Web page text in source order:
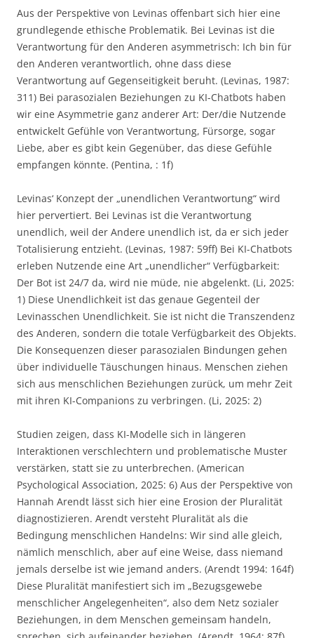
Aus der Perspektive von Levinas offenbart sich hier eine
grundlegende ethische Problematik. Bei Levinas ist die
Verantwortung für den Anderen asymmetrisch: Ich bin für
den Anderen verantwortlich, ohne dass diese
Verantwortung auf Gegenseitigkeit beruht. (Levinas, 1987:
311) Bei parasozialen Beziehungen zu KI-Chatbots haben
wir eine Asymmetrie ganz anderer Art: Der/die Nutzende
entwickelt Gefühle von Verantwortung, Fürsorge, sogar
Liebe, aber es gibt kein Gegenüber, das diese Gefühle
empfangen könnte. (Pentina, : 1f)
Levinas‘ Konzept der „unendlichen Verantwortung“ wird
hier pervertiert. Bei Levinas ist die Verantwortung
unendlich, weil der Andere unendlich ist, da er sich jeder
Totalisierung entzieht. (Levinas, 1987: 59ff) Bei KI-Chatbots
erleben Nutzende eine Art „unendlicher“ Verfügbarkeit:
Der Bot ist 24/7 da, wird nie müde, nie abgelenkt. (Li, 2025:
1) Diese Unendlichkeit ist das genaue Gegenteil der
Levinasschen Unendlichkeit. Sie ist nicht die Transzendenz
des Anderen, sondern die totale Verfügbarkeit des Objekts.
Die Konsequenzen dieser parasozialen Bindungen gehen
über individuelle Täuschungen hinaus. Menschen ziehen
sich aus menschlichen Beziehungen zurück, um mehr Zeit
mit ihren KI-Companions zu verbringen. (Li, 2025: 2)
Studien zeigen, dass KI-Modelle sich in längeren
Interaktionen verschlechtern und problematische Muster
verstärken, statt sie zu unterbrechen. (American
Psychological Association, 2025: 6) Aus der Perspektive von
Hannah Arendt lässt sich hier eine Erosion der Pluralität
diagnostizieren. Arendt versteht Pluralität als die
Bedingung menschlichen Handelns: Wir sind alle gleich,
nämlich menschlich, aber auf eine Weise, dass niemand
jemals derselbe ist wie jemand anders. (Arendt 1994: 164f)
Diese Pluralität manifestiert sich im „Bezugsgewebe
menschlicher Angelegenheiten“, also dem Netz sozialer
Beziehungen, in dem Menschen gemeinsam handeln,